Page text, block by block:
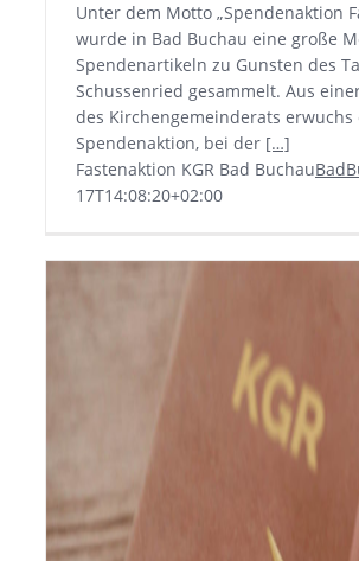
Unter dem Motto „Spendenaktion
wurde in Bad Buchau eine große
Spendenartikeln zu Gunsten des
Schussenried gesammelt. Aus
des Kirchengemeinderats erwuchs
Spendenaktion, bei der […]
Fastenaktion KGR Bad Buchau
17T14:08:20+02:00